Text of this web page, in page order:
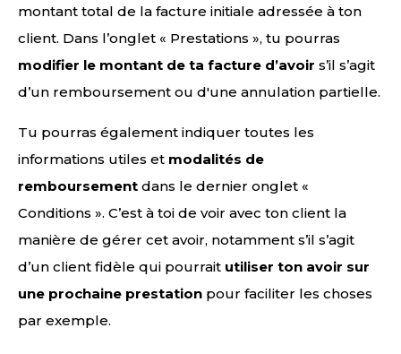
montant total de la facture initiale adressée à ton
client. Dans l’onglet « Prestations », tu pourras
modifier le montant de ta facture d’avoir s’il s’agit
d’un remboursement ou d'une annulation partielle.
Tu pourras également indiquer toutes les
informations utiles et modalités de
remboursement dans le dernier onglet «
Conditions ». C’est à toi de voir avec ton client la
manière de gérer cet avoir, notamment s’il s’agit
d’un client fidèle qui pourrait utiliser ton avoir sur
une prochaine prestation pour faciliter les choses
par exemple.